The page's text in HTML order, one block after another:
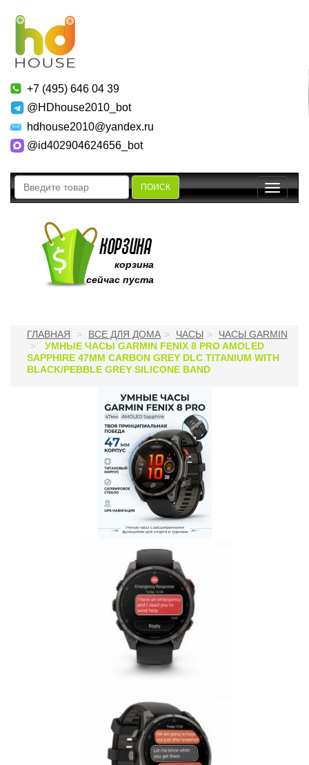
+7 (495) 646 04 39
@HDhouse2010_bot
hdhouse2010@yandex.ru
@id402904624656_bot
ПОИСК
Toggle
корзина
сейчас пуста
ГЛАВНАЯ ВСЕ ДЛЯ ДОМА ЧАСЫ
ЧАСЫ GARMIN
УМНЫЕ ЧАСЫ GARMIN FENIX 8 PRO AMOLED
SAPPHIRE 47MM CARBON GREY DLC TITANIUM WITH
BLACK/PEBBLE GREY SILICONE BAND